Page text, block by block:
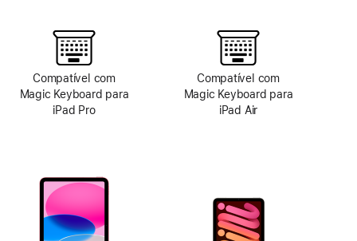
Compatível com
Magic Keyboard para
iPad Pro
Compatível com
Magic Keyboard para
iPad Air